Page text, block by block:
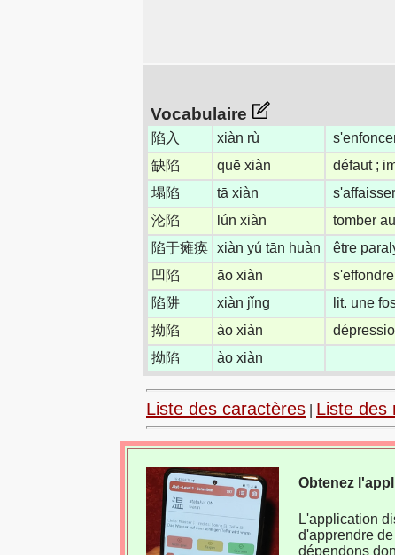
Vocabulaire
陷入 xiàn rù
缺陷
quē xiàn
défaut ;
塌陷
tā xiàn
沦陷
lún xiàn
tomber
陷于瘫痪 xiàn yú tān huàn
être
凹陷
āo xiàn
陷阱
xiàn jǐng
lit. une
拗陷
ào xiàn
拗陷
ào xiàn
Liste des caractères Liste des
Obtenez
L'application
d'apprendre
dépendons